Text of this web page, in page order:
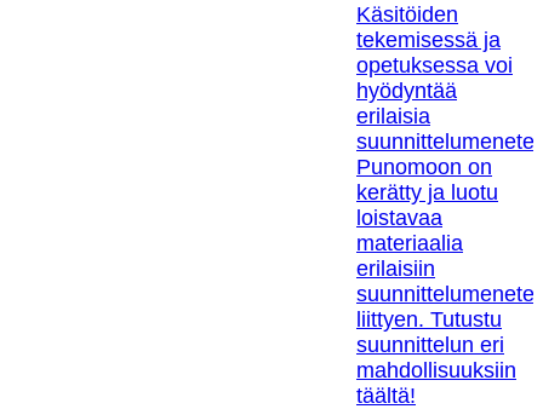
Käsitöiden
tekemisessä ja
opetuksessa voi
hyödyntää
erilaisia
Punomoon on
kerätty ja luotu
loistavaa
materiaalia
erilaisiin
liittyen. Tutustu
suunnittelun eri
mahdollisuuksiin
täältä!